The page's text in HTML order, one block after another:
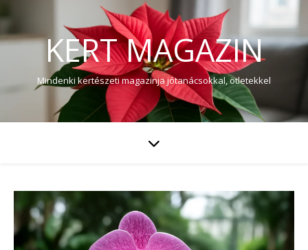
KERT MAGAZIN
Mindenki kertészeti magazinja jótanácsokkal, ötletekkel